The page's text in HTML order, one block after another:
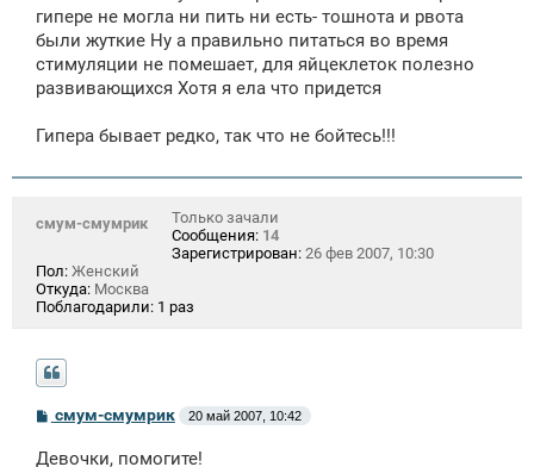
гипере не могла ни пить ни есть- тошнота и рвота
были жуткие Ну а правильно питаться во время
стимуляции не помешает, для яйцеклеток полезно
развивающихся Хотя я ела что придется
Гипера бывает редко, так что не бойтесь!!!
смум-смумрик
Только зачали
Сообщения: 14
Зарегистрирован: 26 фев 2007, 10:30
Пол: Женский
Откуда: Москва
Поблагодарили: 1 раз
С
б
смум-смумрик 20 май 2007, 10:42
Девочки, помогите!